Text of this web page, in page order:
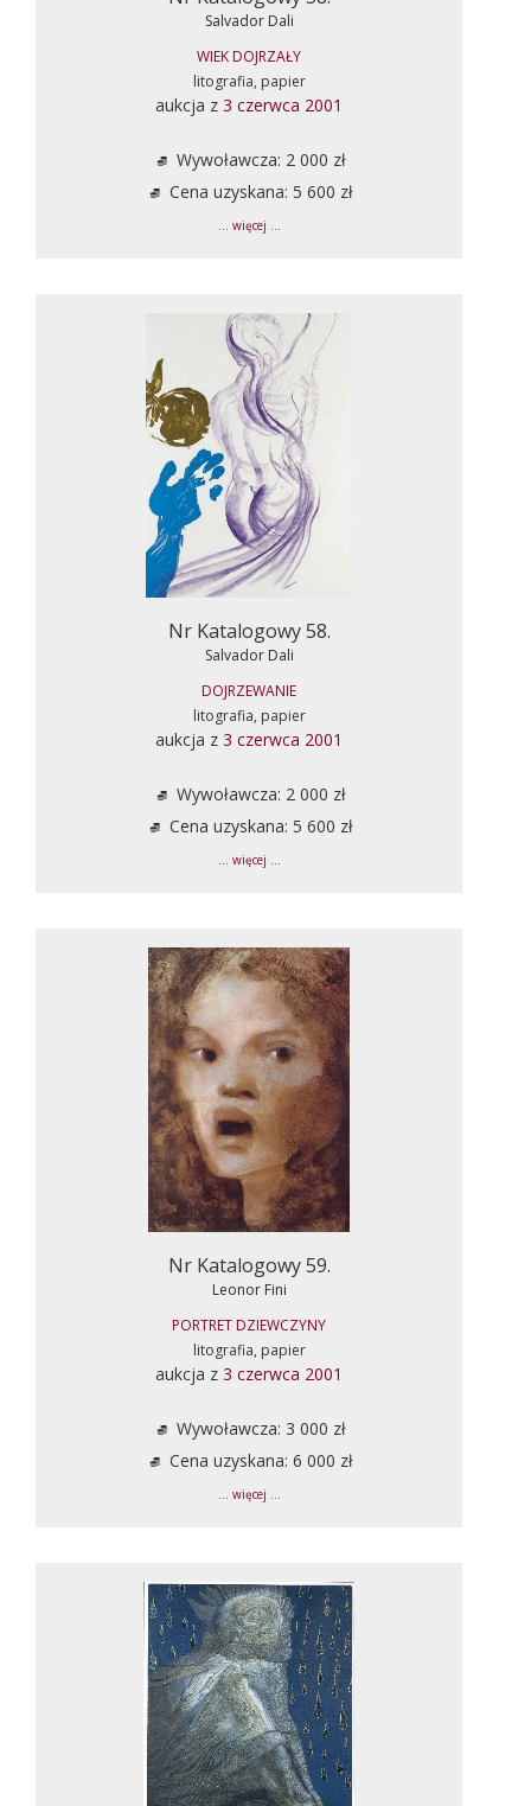
Salvador Dali
WIEK DOJRZAŁY
litografia, papier
aukcja z 3 czerwca 2001
Wywoławcza: 2 000 zł
Cena uzyskana: 5 600 zł
... więcej ...
Nr Katalogowy 58.
Salvador Dali
DOJRZEWANIE
litografia, papier
aukcja z 3 czerwca 2001
Wywoławcza: 2 000 zł
Cena uzyskana: 5 600 zł
... więcej ...
Nr Katalogowy 59.
Leonor Fini
PORTRET DZIEWCZYNY
litografia, papier
aukcja z 3 czerwca 2001
Wywoławcza: 3 000 zł
Cena uzyskana: 6 000 zł
... więcej ...